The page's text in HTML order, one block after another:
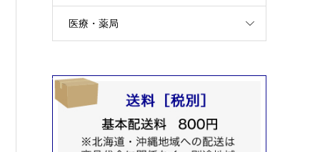
医療・薬局